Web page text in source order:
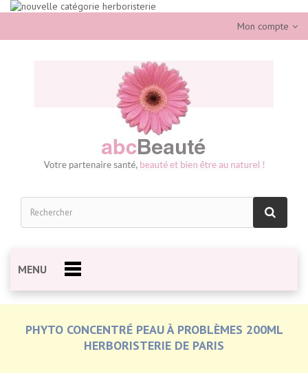
Mon compte
MENU
PHYTO CONCENTRÉ PEAU À PROBLÈMES 200ML
HERBORISTERIE DE PARIS